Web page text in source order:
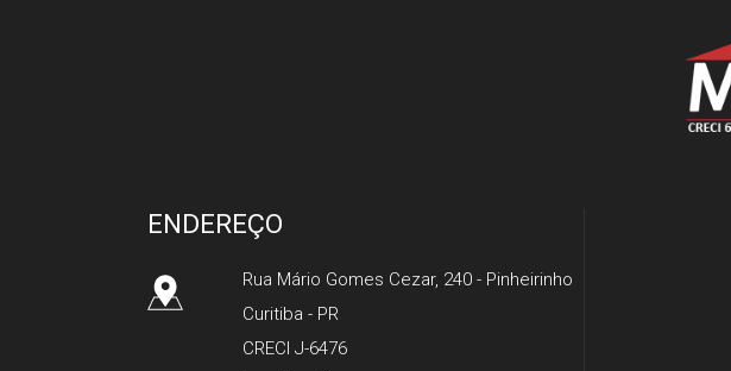
ENDEREÇO
Rua Mário Gomes Cezar, 240- Pinheirinho
Curitiba - PR
CRECI J-6476